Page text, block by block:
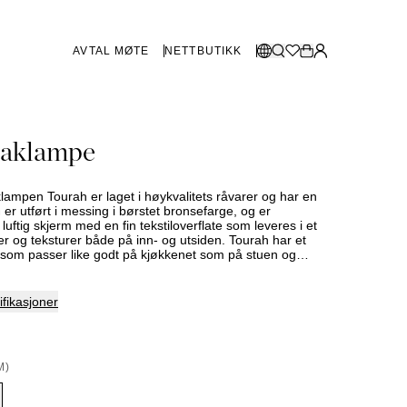
AVTAL MØTE NETTBUTIKK
English
Svenska
Göteborg
Stockholm
BUTIKKER DANMARK
Tourah er laget i høykvalitets råvarer og har en
er utført i messing i børstet bronsefarge, og er
skjerm med en fin tekstiloverflate som leveres i et
og teksturer både på inn- og utsiden. Tourah har et
passer like godt på kjøkkenet som på stuen og
Kontakt din nærmeste Slettvollbutikk for mer